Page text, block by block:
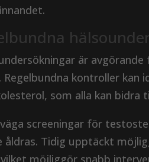
är
Regelbundna kontroller
som alla kan bidra
screeningar för
åldras. Tidig upptäckt
möjliggör snabb